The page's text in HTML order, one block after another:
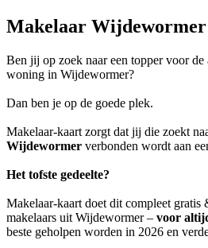
Makelaar Wijdewormer
Ben jij op zoek naar een topper voor
woning in Wijdewormer?
Dan ben je op de goede plek.
Makelaar-kaart zorgt dat jij die zoekt
Wijdewormer verbonden wordt aan
Het tofste gedeelte?
Makelaar-kaart doet dit compleet
makelaars uit Wijdewormer – voor
beste geholpen worden in 2026 en